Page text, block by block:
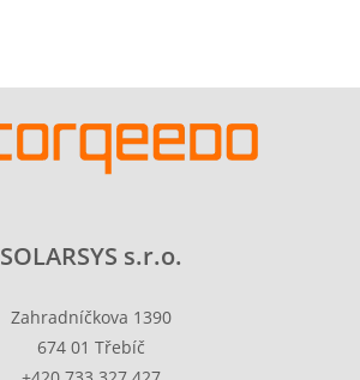
SOLARSYS s.r.o.
Zahradníčkova 1390
674 01 Třebíč